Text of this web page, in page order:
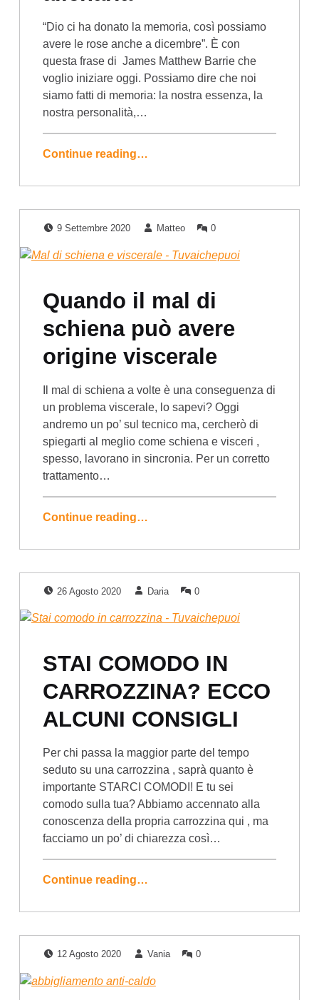
“Dio ci ha donato la memoria, così possiamo
avere le rose anche a dicembre”. È con
questa frase di James Matthew Barrie che
voglio iniziare oggi. Possiamo dire che noi
siamo fatti di memoria: la nostra essenza, la
nostra personalità,…
Continue reading…
Quando il mal di
schiena può avere
origine viscerale
Il mal di schiena a volte è una conseguenza di
un problema viscerale, lo sapevi? Oggi
andremo un po’ sul tecnico ma, cercherò di
spiegarti al meglio come schiena e visceri ,
spesso, lavorano in sincronia. Per un corretto
trattamento…
Continue reading…
9 Settembre 2020 Matteo 0
STAI COMODO IN
CARROZZINA? ECCO
ALCUNI CONSIGLI
Per chi passa la maggior parte del tempo
seduto su una carrozzina , saprà quanto è
importante STARCI COMODI! E tu sei
comodo sulla tua? Abbiamo accennato alla
conoscenza della propria carrozzina qui , ma
facciamo un po’ di chiarezza così…
Continue reading…
26 Agosto 2020
Written by:
Daria 0
Posted on:
12 Agosto 2020
Written by:
Vania
Comments:
0